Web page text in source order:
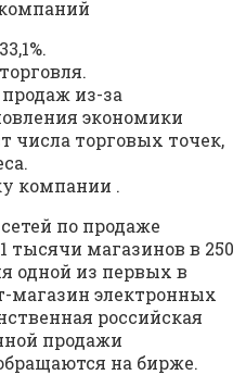
из-за
экономики
числа торговых точек,
компании .
по продаже
тысячи магазинов в 250
одной из первых в
магазин электронных
российская
продажи
на бирже.